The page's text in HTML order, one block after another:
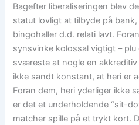
Bagefter liberaliseringen blev
statut lovligt at tilbyde på
bingohaller d.d. relati lavt.
synsvinke kolossal vigtigt –
sværeste at nogle en
ikke sandt konstant, at heri er
Foran dem, heri yderliger ikke
er det et underholdende “sit-
matcher spille på et trykt kort.